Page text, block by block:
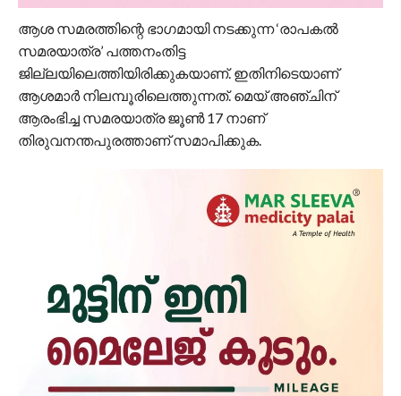
ആശ സമരത്തിന്റെ ഭാഗമായി നടക്കുന്ന ‘രാപകല്‍
സമരയാത്ര’ പത്തനംതിട്ട
ജില്ലയിലെത്തിയിരിക്കുകയാണ്. ഇതിനിടെയാണ്
ആശമാര്‍ നിലമ്പൂരിലെത്തുന്നത്. മെയ് അഞ്ചിന്
ആരംഭിച്ച സമരയാത്ര ജൂണ്‍ 17 നാണ്
തിരുവനന്തപുരത്താണ് സമാപിക്കുക.